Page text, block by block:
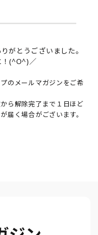
がとうございました。
！(^O^)／
のメールマガジンをご希
ら解除完了まで１日ほど
届く場合がございます。